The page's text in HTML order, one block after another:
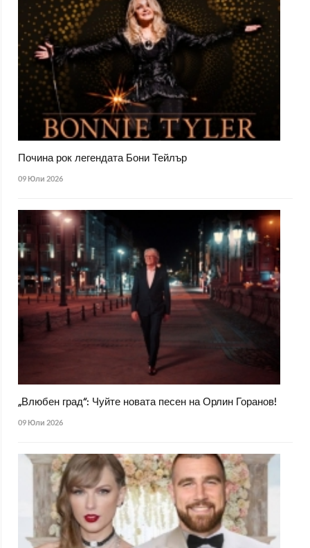
Почина рок легендата Бони Тейлър
09 Юли 2026
„Влюбен град“: Чуйте новата песен на Орлин Горанов!
09 Юли 2026